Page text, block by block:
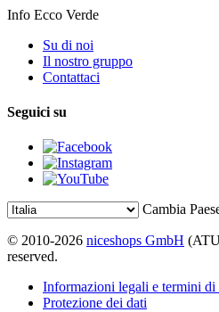
Info Ecco Verde
Su di noi
Il nostro gruppo
Contattaci
Seguici su
Cambia
© 2010-2026 niceshops GmbH
reserved.
Informazioni legali e termini
Protezione dei dati